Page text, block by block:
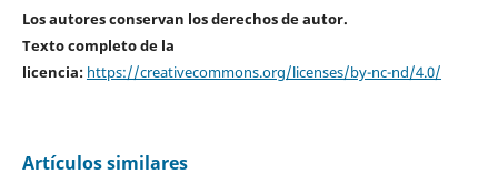
Los autores conservan los derechos de autor.
Texto completo de la
licencia: https://creativecommons.org/licenses/by-nc-nd/4.0/
Artículos similares